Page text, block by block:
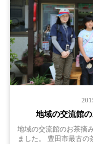
地域の交流館
地域の交流館のお茶摘
ました。 豊田市最古の